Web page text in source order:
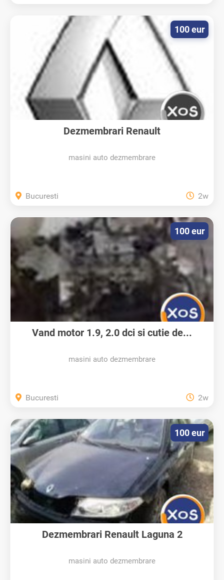
Dezmembrari Renault
masini auto dezmembrare
100 eur
Bucuresti 2w
Vand motor 1.9, 2.0 dci si cutie de...
masini auto dezmembrare
100 eur
Bucuresti 2w
Dezmembrari Renault Laguna 2
masini auto dezmembrare
100 eur